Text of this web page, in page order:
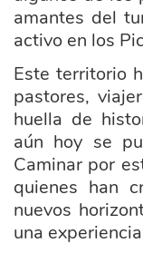
amantes del
activo en los
Este territorio
pastores,
huella de
aún hoy se
Caminar por
quienes han
nuevos
una